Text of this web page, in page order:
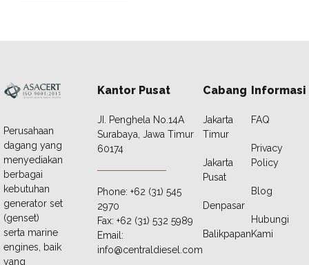
Perusahaan
dagang yang
menyediakan
berbagai
kebutuhan
generator set
(genset)
serta marine
engines, baik
yang
Kantor Pusat
JI. Penghela No.14A
Surabaya, Jawa Timur
60174
Phone: +62 (31) 545
2970
Fax: +62 (31) 532 5989
Email:
info@centraldiesel.com
Cabang
Jakarta
Timur
Jakarta
Pusat
Denpasar
Balikpapan
Informasi
FAQ
Privacy
Policy
Blog
Hubungi
Kami